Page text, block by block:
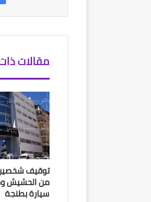
مقالات
من الحشيش
سيارة بطنجة